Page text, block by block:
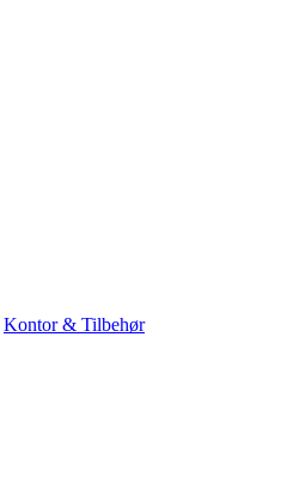
Kontor & Tilbehør